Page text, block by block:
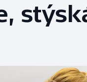
Biatlon